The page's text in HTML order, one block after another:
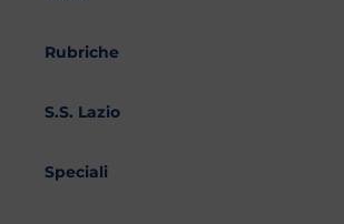
Rubriche
S.S. Lazio
Speciali